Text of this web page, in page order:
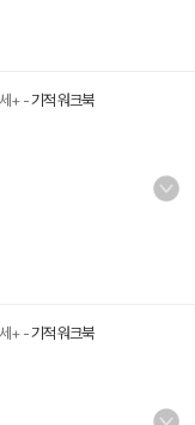
+-기적 워크북
+ -기적 워크북